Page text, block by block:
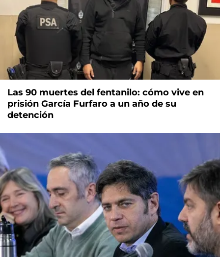
Las 90 muertes del fentanilo: cómo vive en
prisión García Furfaro a un año de su
detención